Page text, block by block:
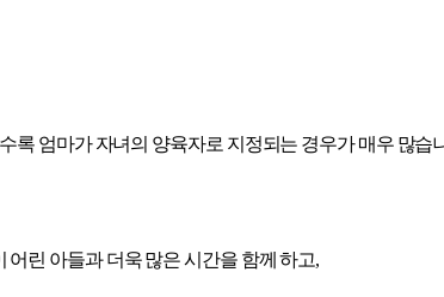
록 엄마가 자녀의 양육자로 지정되는 경우가 매우 많습
린 아들과 더욱 많은 시간을 함께 하고,